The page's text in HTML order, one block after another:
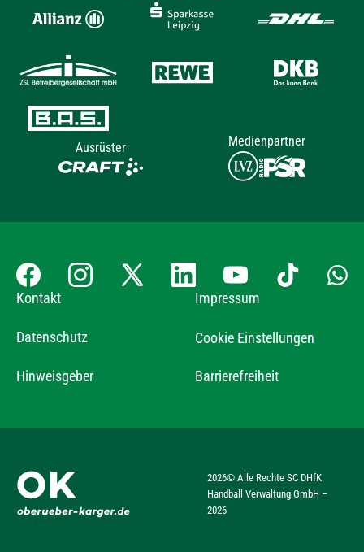
Ausrüster Medienpartner
Kontakt Impressum
Datenschutz Cookie Einstellungen
Hinweisgeber Barrierefreiheit
2026© Alle Rechte SC DHfK
Handball Verwaltung GmbH –
2026